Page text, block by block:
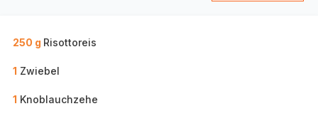
250 g Risottoreis
1 Zwiebel
1 Knoblauchzehe